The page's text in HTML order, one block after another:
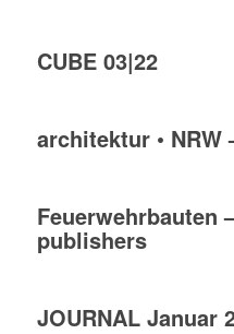
CUBE 03|22
architektur • NRW
Feuerwehrbauten
publishers
JOURNAL Januar